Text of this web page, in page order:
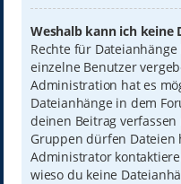
Weshalb kann ich keine
Rechte für
einzelne Benutzer
Administration hat es
Dateianhänge in dem
deinen Beitrag
Gruppen dürfen Dateien
Administrator
wieso du keine